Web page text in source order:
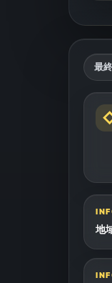
最
地